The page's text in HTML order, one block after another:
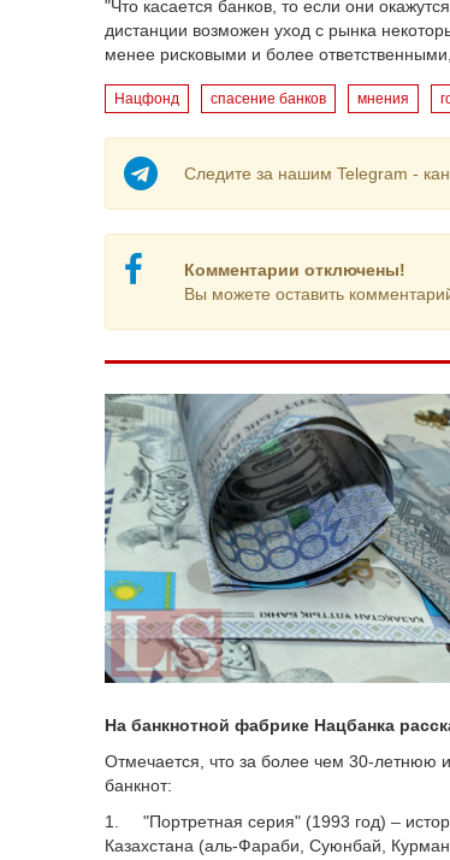
"Что касается банков, то если они
дистанции возможен уход с рынка
менее рисковыми и более
Нацфонд спасение банков мнения
Следите за нашим Telegram -
Комментарии отключены!
Вы можете оставить
На банкнотной фабрике Нацбанка
Отмечается, что за более чем 30-
банкнот:
1. "Портретная серия" (1993 год) –
Казахстана (аль-Фараби, Суюнбай,